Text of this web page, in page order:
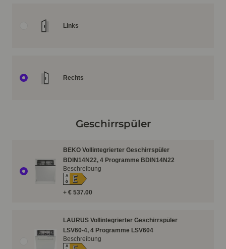
Links
Rechts
Geschirrspüler
BEKO Vollintegrierter Geschirrspüler
BDIN14N22, 4 Programme BDIN14N22
+ € 537.00
A
↑G E
Beschreibung
LAURUS Vollintegrierter Geschirrspüler
LSV60-4, 4 Programme LSV604
A
Beschreibung